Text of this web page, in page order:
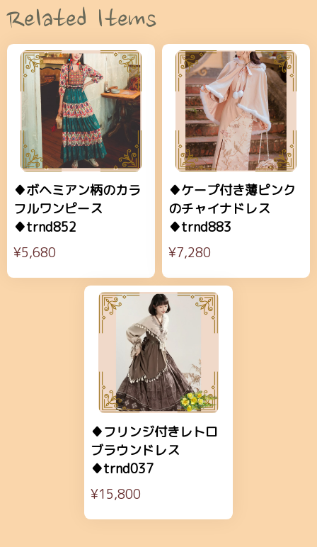
Related Items
♦ボヘミアン柄のカラ
フルワンピース
♦trnd852
¥5,680
♦ケープ付き薄ピンク
のチャイナドレス
♦trnd883
¥7,280
♦フリンジ付きレトロ
ブラウンドレス
♦trnd037
¥15,800